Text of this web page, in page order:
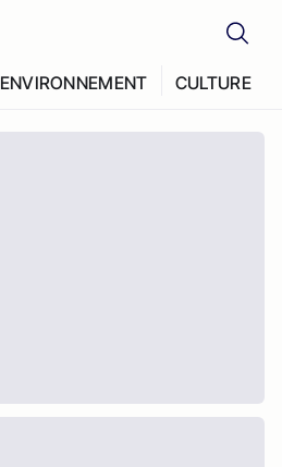
ENVIRONNEMENT CULTURE